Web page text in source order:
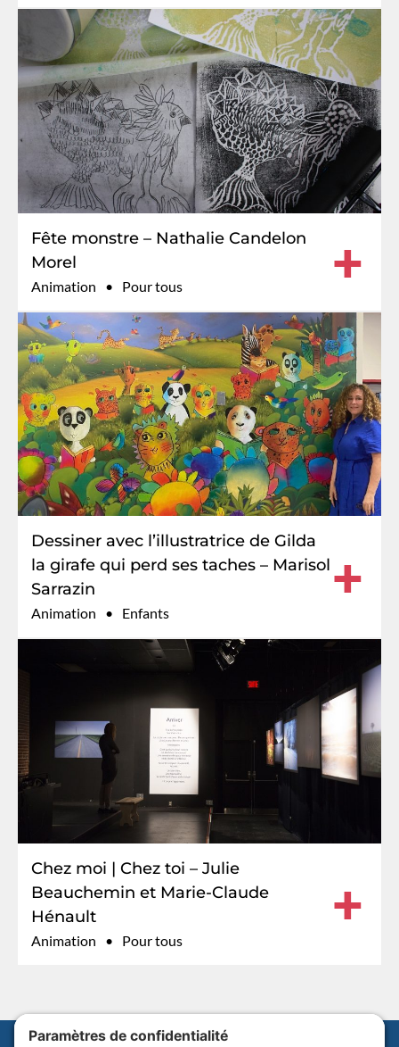
Fête monstre – Nathalie Candelon
Morel
Animation Pour tous +
Dessiner avec l’illustratrice de Gilda
la girafe qui perd ses taches – Marisol
Sarrazin
Animation Enfants
+
Chez moi | Chez toi – Julie
Beauchemin et Marie-Claude
Hénault
Animation Pour tous
+